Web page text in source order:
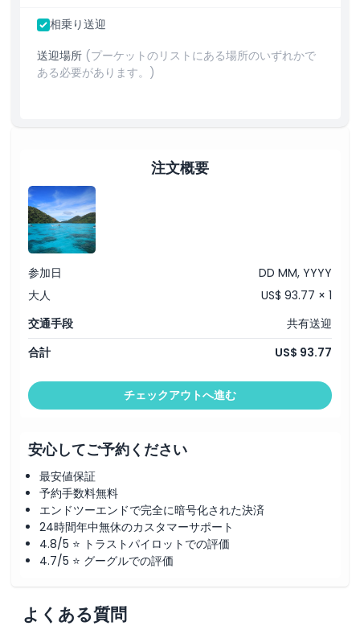
含まれるもの
子供／大人ポリシー
対象外
営業時間
注意事項
場所
キャンセルポリシー
相乗り送迎
送迎場所 (プーケットのリストにある場所のいずれかで
ある必要があります。)
注文概要
参加日
DD MM, YYYY
大人
US$ 93.77 × 1
交通手段
共有送迎
合計
US$ 93.77
チェックアウトへ進む
安心してご予約ください
最安値保証
予約手数料無料
エンドツーエンドで完全に暗号化された決済
24時間年中無休のカスタマーサポート
4.8/5 ⭐ トラストパイロットでの評価
4.7/5 ⭐ グーグルでの評価
よくある質問